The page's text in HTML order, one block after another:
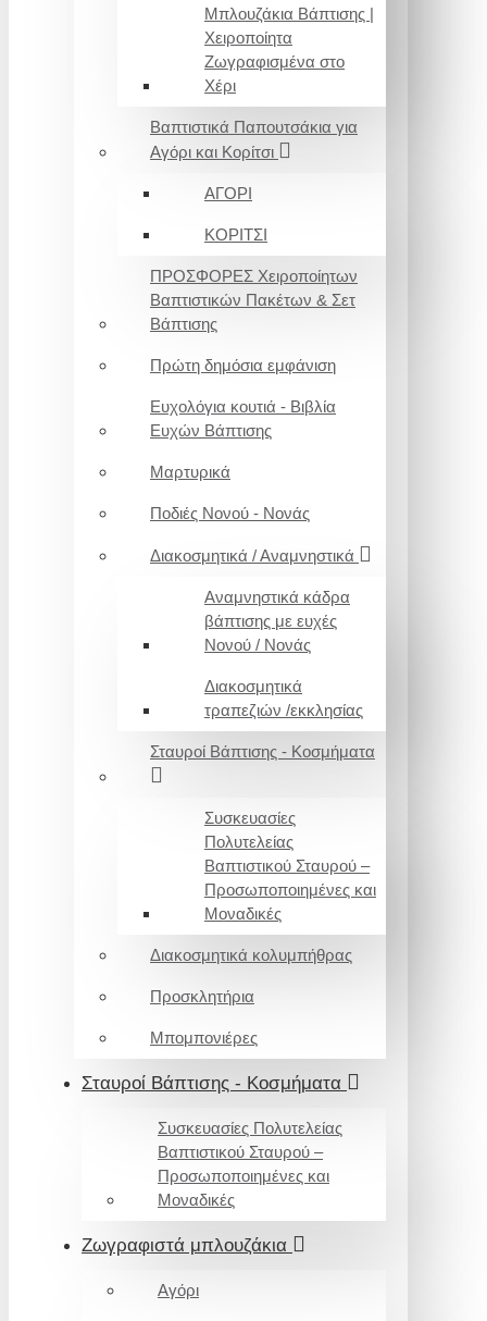
Μπλουζάκια Βάπτισης |
Χειροποίητα
Ζωγραφισμένα στο
Χέρι
Βαπτιστικά Παπουτσάκια για
Αγόρι και Κορίτσι
ΑΓΟΡΙ
ΚΟΡΙΤΣΙ
ΠΡΟΣΦΟΡΕΣ Χειροποίητων
Βαπτιστικών Πακέτων & Σετ
Βάπτισης
Πρώτη δημόσια εμφάνιση
Ευχολόγια κουτιά - Βιβλία
Ευχών Βάπτισης
Μαρτυρικά
Ποδιές Νονού - Νονάς
Διακοσμητικά / Αναμνηστικά
Αναμνηστικά κάδρα
βάπτισης με ευχές
Νονού / Νονάς
Διακοσμητικά
τραπεζιών /εκκλησίας
Σταυροί Βάπτισης - Κοσμήματα
Συσκευασίες
Πολυτελείας
Βαπτιστικού Σταυρού –
Προσωποποιημένες και
Μοναδικές
Διακοσμητικά κολυμπήθρας
Προσκλητήρια
Μπομπονιέρες
Σταυροί Βάπτισης - Κοσμήματα
Συσκευασίες Πολυτελείας
Βαπτιστικού Σταυρού –
Προσωποποιημένες και
Μοναδικές
Ζωγραφιστά μπλουζάκια
Αγόρι